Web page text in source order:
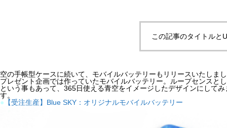
この記事のタイトルと
空の手帳型ケースに続いて、モバイルバッテリーもリリースいたしま
プレゼント企画では作っていたモバイルバッテリー。ループセンスと
という事もあって、365日使える青空をイメージしたデザインにして
す。
● 【受注生産】Blue SKY：オリジナルモバイルバッテリー